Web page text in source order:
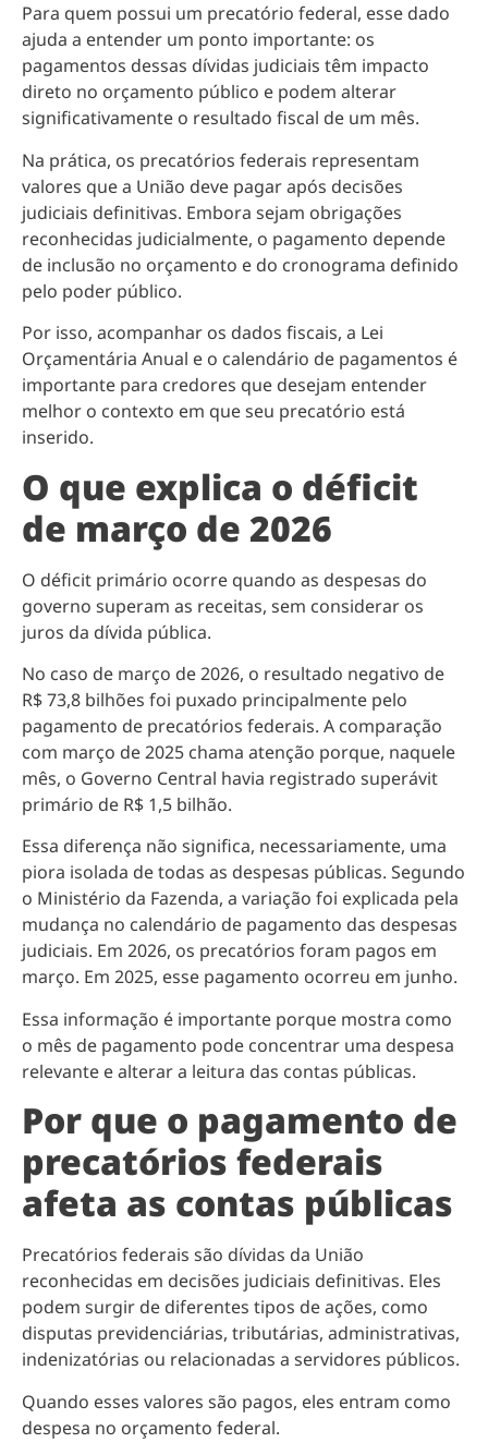
Para quem possui um precatório federal, esse dado
ajuda a entender um ponto importante: os
pagamentos dessas dívidas judiciais têm impacto
direto no orçamento público e podem alterar
significativamente o resultado fiscal de um mês.
Na prática, os precatórios federais representam
valores que a União deve pagar após decisões
judiciais definitivas. Embora sejam obrigações
reconhecidas judicialmente, o pagamento depende
de inclusão no orçamento e do cronograma definido
pelo poder público.
Por isso, acompanhar os dados fiscais, a Lei
Orçamentária Anual e o calendário de pagamentos é
importante para credores que desejam entender
melhor o contexto em que seu precatório está
inserido.
O que explica o déficit
de março de 2026
O déficit primário ocorre quando as despesas do
governo superam as receitas, sem considerar os
juros da dívida pública.
No caso de março de 2026, o resultado negativo de
R$ 73,8 bilhões foi puxado principalmente pelo
pagamento de precatórios federais. A comparação
com março de 2025 chama atenção porque, naquele
mês, o Governo Central havia registrado superávit
primário de R$ 1,5 bilhão.
Essa diferença não significa, necessariamente, uma
piora isolada de todas as despesas públicas. Segundo
o Ministério da Fazenda, a variação foi explicada pela
mudança no calendário de pagamento das despesas
judiciais. Em 2026, os precatórios foram pagos em
março. Em 2025, esse pagamento ocorreu em junho.
Essa informação é importante porque mostra como
o mês de pagamento pode concentrar uma despesa
relevante e alterar a leitura das contas públicas.
Por que o pagamento de
precatórios federais
afeta as contas públicas
Precatórios federais são dívidas da União
reconhecidas em decisões judiciais definitivas. Eles
podem surgir de diferentes tipos de ações, como
disputas previdenciárias, tributárias, administrativas,
indenizatórias ou relacionadas a servidores públicos.
Quando esses valores são pagos, eles entram como
despesa no orçamento federal.